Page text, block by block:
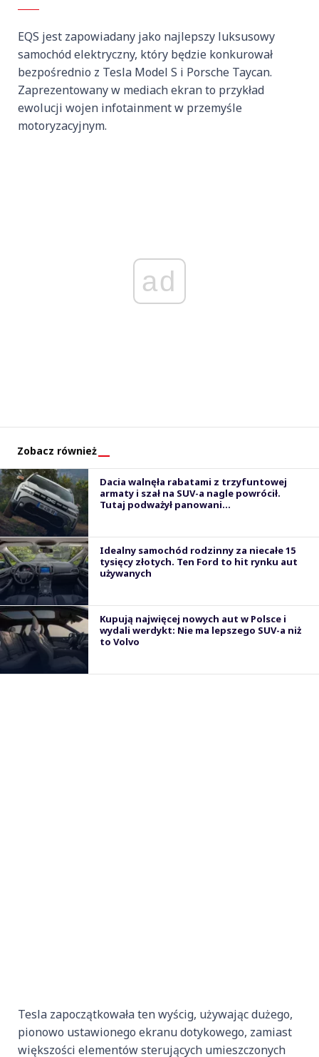
EQS jest zapowiadany jako najlepszy luksusowy
samochód elektryczny, który będzie konkurował
bezpośrednio z Tesla Model S i Porsche Taycan.
Zaprezentowany w mediach ekran to przykład
ewolucji wojen infotainment w przemyśle
motoryzacyjnym.
ad
Zobacz również
Dacia walnęła rabatami z trzyfuntowej
armaty i szał na SUV-a nagle powrócił.
Tutaj podważył panowani...
Idealny samochód rodzinny za niecałe 15
tysięcy złotych. Ten Ford to hit rynku aut
używanych
Kupują najwięcej nowych aut w Polsce i
wydali werdykt: Nie ma lepszego SUV-a niż
to Volvo
Tesla zapoczątkowała ten wyścig, używając dużego,
pionowo ustawionego ekranu dotykowego, zamiast
większości elementów sterujących umieszczonych